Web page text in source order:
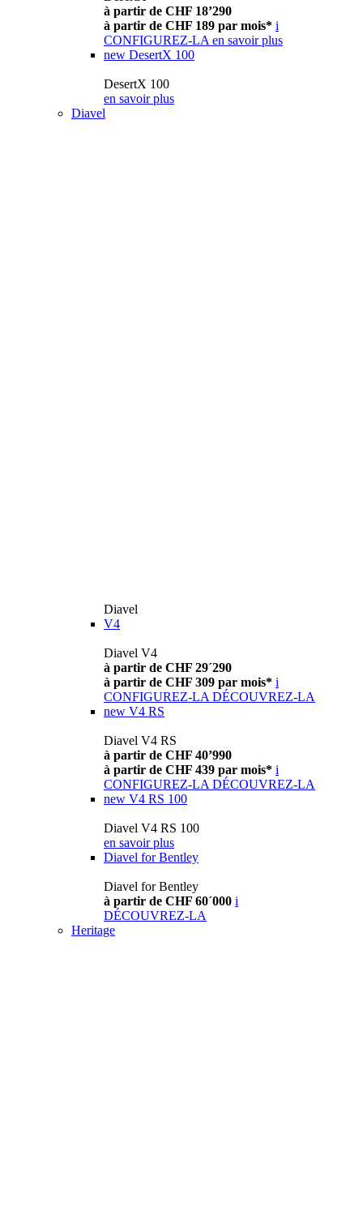
à partir de CHF 18’290
à partir de CHF 189 par mois* i
CONFIGUREZ-LA en savoir plus
new DesertX 100
DesertX 100
en savoir plus
Diavel
Diavel
V4
Diavel V4
à partir de CHF 29´290
à partir de CHF 309 par mois* i
CONFIGUREZ-LA DÉCOUVREZ-LA
new V4 RS
Diavel V4 RS
à partir de CHF 40’990
à partir de CHF 439 par mois* i
CONFIGUREZ-LA DÉCOUVREZ-LA
new V4 RS 100
Diavel V4 RS 100
en savoir plus
Diavel for Bentley
Diavel for Bentley
à partir de CHF 60´000 i
DÉCOUVREZ-LA
Heritage